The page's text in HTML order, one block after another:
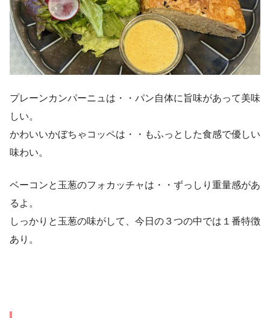
プレーンカンパーニュは・・パン自体に旨味があって美味
しい。
かわいいかぼちゃコッペは・・もふっとした食感で優しい
味わい。
ベーコンと玉葱のフォカッチャは・・ずっしり重量感があ
るよ。
しっかりと玉葱の味がして、今日の３つの中では１番特徴
あり。